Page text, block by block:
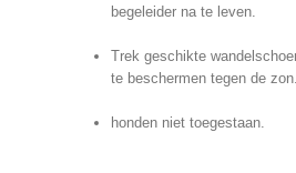
begeleider na te leven.
Trek geschikte
te beschermen tegen de zon.
honden niet toegestaan.